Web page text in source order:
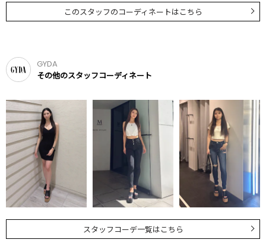
このスタッフのコーディネートはこちら
GYDA
その他のスタッフコーディネート
スタッフコーデ一覧はこちら